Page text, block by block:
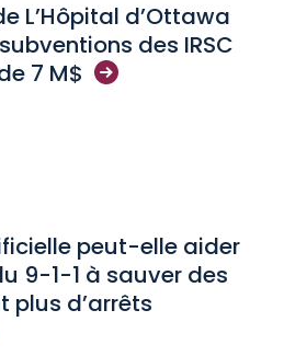
L’Hôpital d’Ottawa
des IRSC
7 M$
peut-elle aider
9-1-1 à sauver des
plus d’arrêts